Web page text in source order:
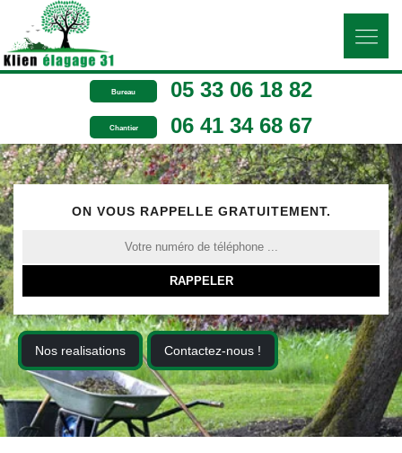
Bureau 05 33 06 18 82
Chantier 06 41 34 68 67
ON VOUS RAPPELLE GRATUITEMENT.
Nos realisations Contactez-nous !